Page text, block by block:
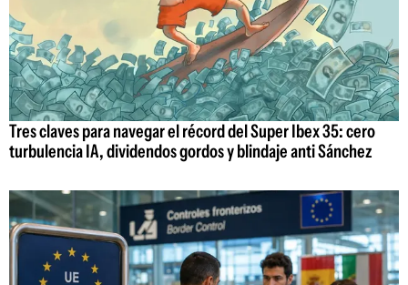
Tres claves para navegar el récord del Super Ibex 35: cero
turbulencia IA, dividendos gordos y blindaje anti Sánchez